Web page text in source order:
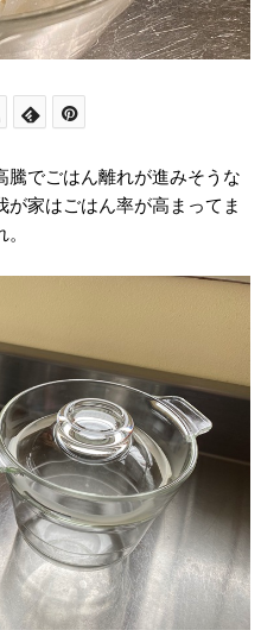
でごはん離れが進みそうな
家はごはん率が高まってま